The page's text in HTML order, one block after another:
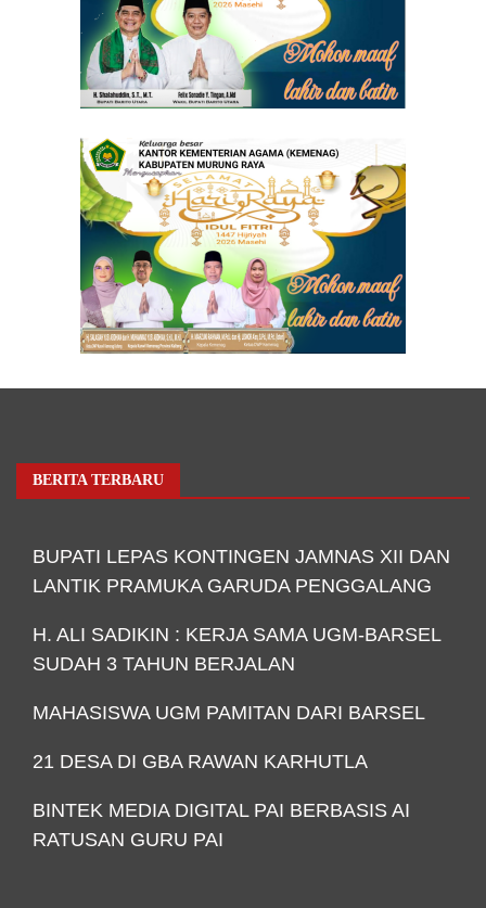
BERITA TERBARU
BUPATI LEPAS KONTINGEN JAMNAS XII DAN
LANTIK PRAMUKA GARUDA PENGGALANG
H. ALI SADIKIN : KERJA SAMA UGM-BARSEL
SUDAH 3 TAHUN BERJALAN
MAHASISWA UGM PAMITAN DARI BARSEL
21 DESA DI GBA RAWAN KARHUTLA
BINTEK MEDIA DIGITAL PAI BERBASIS AI
RATUSAN GURU PAI